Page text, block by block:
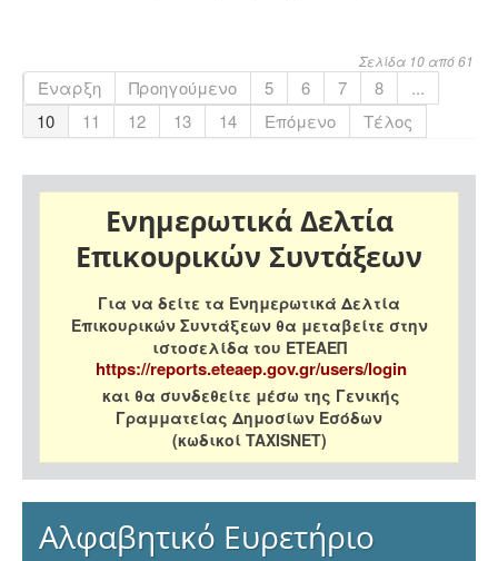
Σελίδα 10 από 61
Έναρξη Προηγούμενο 5 6 7 8
...
10
11 12 13 14 Επόμενο Τέλος
Ενημερωτικά Δελτία
Επικουρικών Συντάξεων
Για να δείτε τα Ενημερωτικά Δελτία
Επικουρικών Συντάξεων θα μεταβείτε στην
ιστοσελίδα του ΕΤΕΑΕΠ
https://reports.eteaep.gov.gr/users/login
και θα συνδεθείτε μέσω της Γενικής
Γραμματείας Δημοσίων Εσόδων
(κωδικοί TAXISNET)
Αλφαβητικό Ευρετήριο